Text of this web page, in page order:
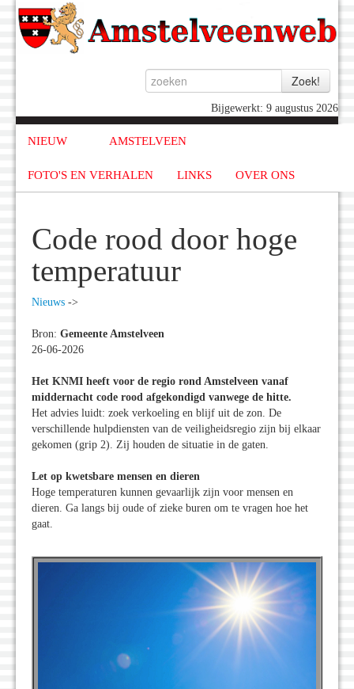
Bijgewerkt: 9 augustus 2026
NIEUW AMSTELVEEN
FOTO'S EN VERHALEN LINKS OVER ONS
Code rood door hoge
temperatuur
Nieuws ->
Bron: Gemeente Amstelveen
26-06-2026
Het KNMI heeft voor de regio rond Amstelveen vanaf
middernacht code rood afgekondigd vanwege de hitte.
Het advies luidt: zoek verkoeling en blijf uit de zon. De
verschillende hulpdiensten van de veiligheidsregio zijn bij elkaar
gekomen (grip 2). Zij houden de situatie in de gaten.
Let op kwetsbare mensen en dieren
Hoge temperaturen kunnen gevaarlijk zijn voor mensen en
dieren. Ga langs bij oude of zieke buren om te vragen hoe het
gaat.